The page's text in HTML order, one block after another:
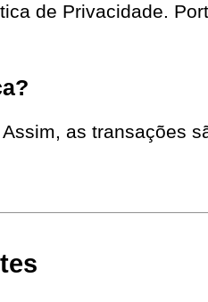
de Privacidade.
as transações